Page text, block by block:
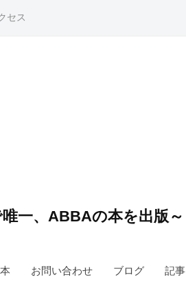
セス
一、ABBAの本を出版～
お問い合わせ ブログ 記事